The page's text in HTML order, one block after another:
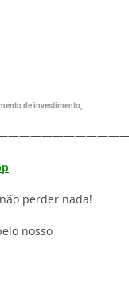
de investimento,
perder nada!
nosso